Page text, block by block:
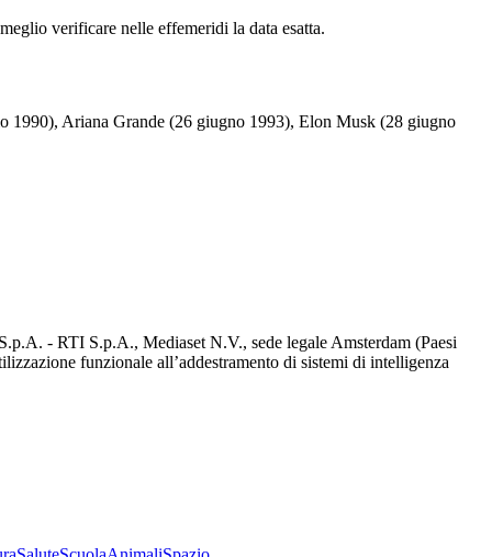
verificare nelle effemeridi la data esatta.
1990), Ariana Grande (26 giugno 1993), Elon Musk (28 giugno
- RTI S.p.A., Mediaset N.V., sede legale Amsterdam (Paesi
funzionale all’addestramento di sistemi di intelligenza